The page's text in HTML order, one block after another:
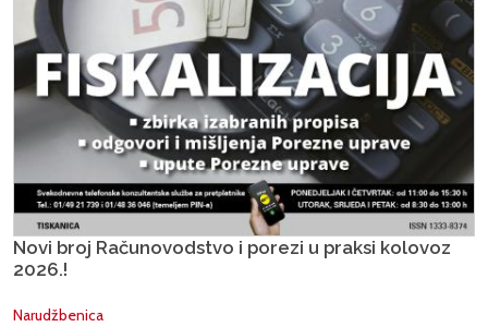
Novi broj Računovodstvo i porezi u praksi kolovoz
2026.!
Narudžbenica